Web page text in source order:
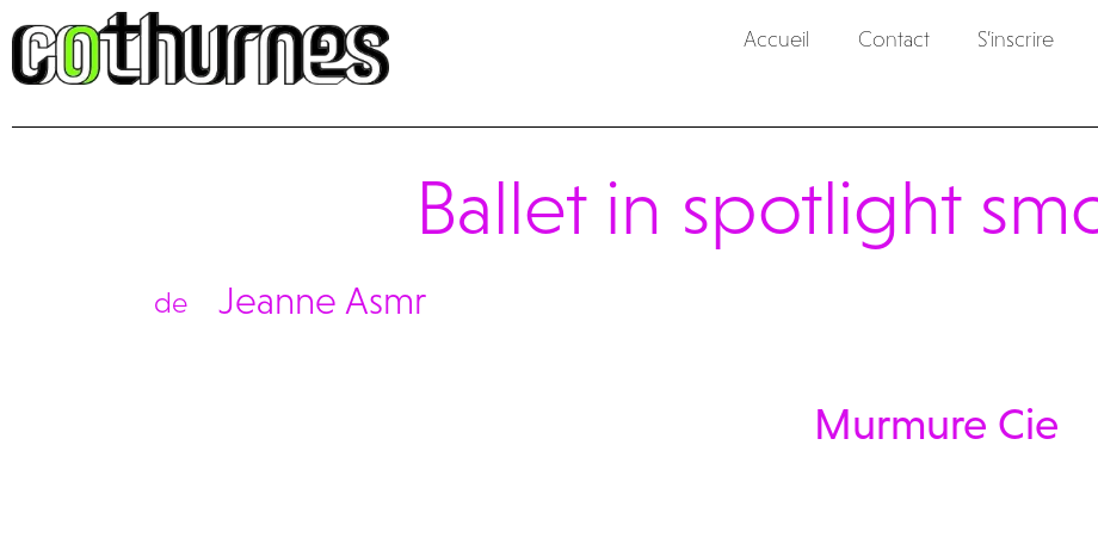
Accueil Contact S’inscrire
Ballet in spotlight
de Jeanne Asmr
Murmure Cie